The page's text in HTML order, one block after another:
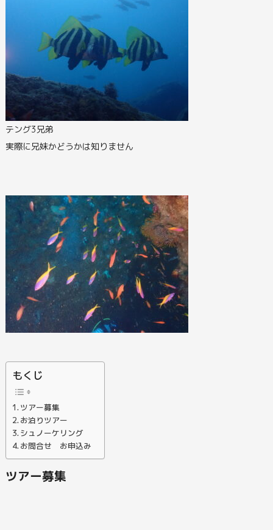
テング3兄弟
実際に兄妹かどうかは知りません
もくじ
ツアー募集
お泊りツアー
シュノーケリング
お問合せ お申込み
ツアー募集